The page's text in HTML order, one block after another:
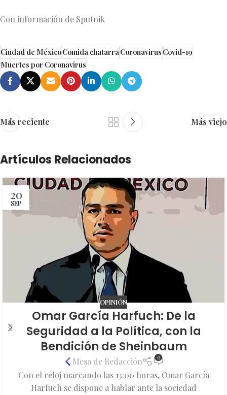
Con información de Sputnik
Ciudad de MéxicoComida chatarraCoronavirusCovid-19
Muertes por Coronavirus
Más reciente Más viejo
Artículos Relacionados
20
SEP
OPINIÓN
Omar García Harfuch: De la
Seguridad a la Política, con la
Bendición de Sheinbaum
Mesa de Redacción 0
Con el reloj marcando las 13:00 horas, Omar García
Harfuch se dispone a hablar ante la sociedad